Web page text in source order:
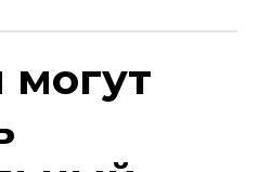
могут